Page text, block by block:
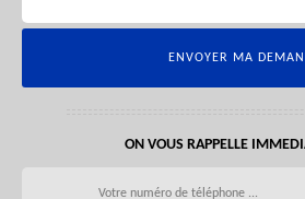
ON VOUS RAPPELLE